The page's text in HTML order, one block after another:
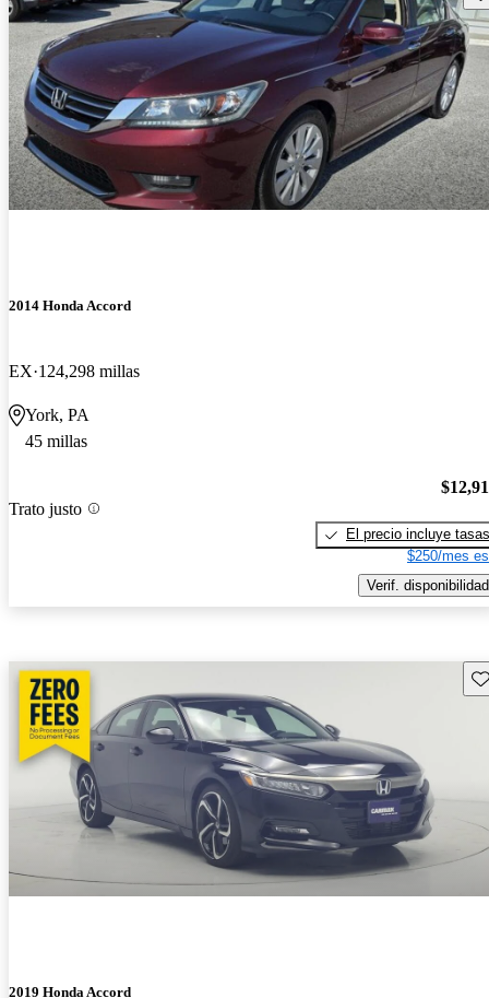
2014 Honda Accord
EX 124,298 millas
York, PA
45 millas
Trato justo
El precio incluye tasas
$250/mes
Verif. disponibilidad
2019 Honda Accord